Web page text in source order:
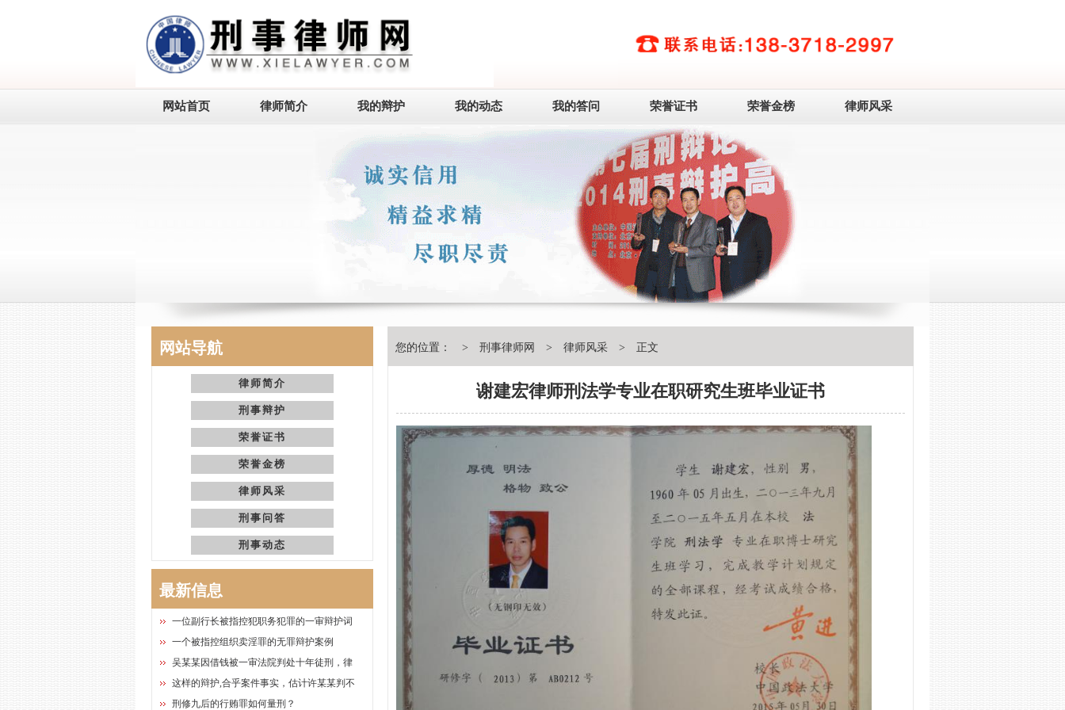
网站首页 律师简介 我的辩护 我的动态 我的答问 荣誉证书 荣誉金榜 律师风采
网站导航
律师简介
刑事辩护
荣誉证书
荣誉金榜
律师风采
刑事问答
刑事动态
最新信息
一位副行长被指控犯职务犯罪的一审辩护词
一个被指控组织卖淫罪的无罪辩护案例
吴某某因借钱被一审法院判处十年徒刑，律
这样的辩护,合乎案件事实，估计许某某判不
刑修九后的行贿罪如何量刑？
您的位置： > 刑事律师网 > 律师风采 > 正文
谢建宏律师刑法学专业在职研究生班毕业证书